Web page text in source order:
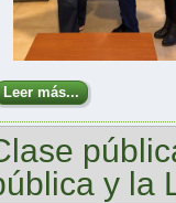
Leer más...
y la